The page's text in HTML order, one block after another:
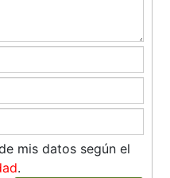
mis datos según el
.